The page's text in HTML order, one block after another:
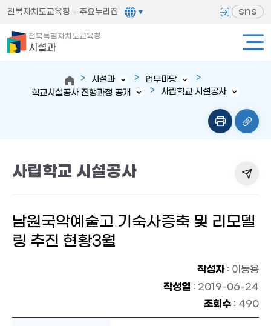
전북자치도교육청 주요누리집 sns
전북특별자치도교육청
시설과
시설과
업무마당
학교시설공사 진행과정 공개
사립학교 시설공사
사립학교 시설공사
남원국악예술고 기숙사증축 및 리모델
링 추진 현황3월
작성자: 이동용
작성일 : 2019-06-24
조회수 : 490